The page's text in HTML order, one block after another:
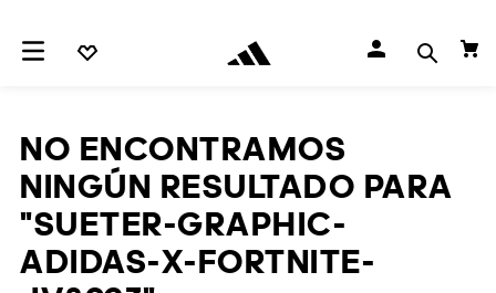
NO ENCONTRAMOS
NINGÚN RESULTADO PARA
"SUETER-GRAPHIC-
ADIDAS-X-FORTNITE-